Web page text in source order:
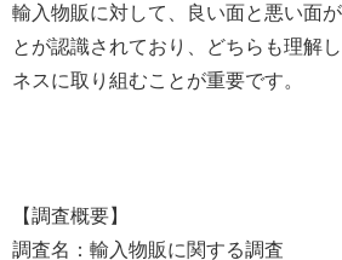
輸入物販に対して、良い面と悪い面
とが認識されており、どちらも理解
ネスに取り組むことが重要です。
【調査概要】
調査名：輸入物販に関する調査